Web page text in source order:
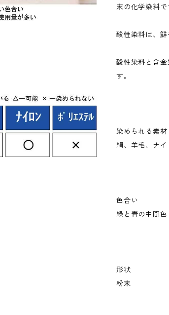
末の化学染料で
酸性染料は、鮮
酸性染料と含
す。
染められる素材
絹、羊毛、ナ
色合い
緑と青の中間色
形状
粉末